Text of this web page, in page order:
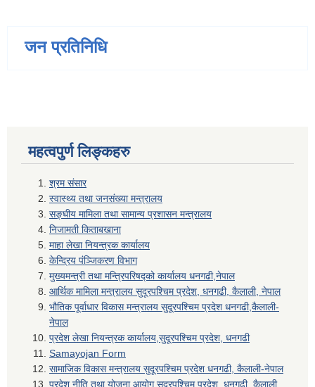
जन प्रतिनिधि
महत्वपुर्ण लिङ्कहरु
श्रम संसार
स्वास्थ्य तथा जनसंख्या मन्त्रालय
सङ्घीय मामिला तथा सामान्य प्रशासन मन्त्रालय
निजामती किताबखाना
माहा लेखा नियन्त्रक कार्यालय
केन्द्रिय पंञ्जिकरण विभाग
मुख्यमन्त्री तथा मन्त्रिपरिषद्को कार्यालय धनगढी,नेपाल
आर्थिक मामिला मन्त्रालय सुदूरपश्चिम प्रदेश, धनगढी, कैलाली, नेपाल
भौतिक पूर्वाधार विकास मन्त्रालय सुदूरपश्चिम प्रदेश धनगढी,कैलाली-
नेपाल
प्रदेश लेखा नियन्त्रक कार्यालय,सुदूरपश्चिम प्रदेश, धनगढी
Samayojan Form
सामाजिक विकास मन्त्रालय सुदूरपश्चिम प्रदेश धनगढी, कैलाली-नेपाल
प्रदेश नीति तथा योजना आयोग सुदूरपश्चिम प्रदेश, धनगढी, कैलाली